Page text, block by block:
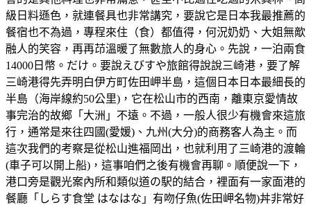
級日料遜色，就連餐具也非常講究，要說它是日本我最推薦的
餐宿也不為過，專程來住（食）都值得，何況奶奶、大姐無歒
融人的笑容，再再䒢溫暖了無數旅人的身心。先說，一泊兩食
14000日幣。だけ。要說えびすや旅館得說說三崎港，要了解
三崎港得先弄明白伊方町佐田岬半島，這個日本日本最細長的
半島（海岸線約50公里)，它在松山市的西南，離東京愛情故
事完治的故鄉「大洲」不遠。不過，一般人很少有機會來這旅
行，通常是來往四國(愛媛)、九州(大分)的商務客人為主。而
這次我們的考察是從松山進福岡出，也就利用了三崎港的渡輪
(車子可以開上船)，這事咱們之後有機會再聊。順便說一下，
港口旁是觀光案內所和類似道の駅的結合，裡面有一家面港的
餐廳「しらす食堂 はなはな」有吻仔魚(佐田岬名物)丼非常好